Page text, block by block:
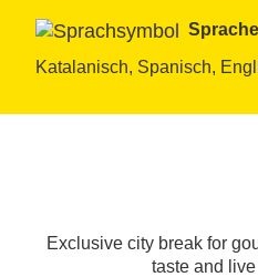
Sprache
Katalanisch, Spanisch,
Exclusive city break for
taste and